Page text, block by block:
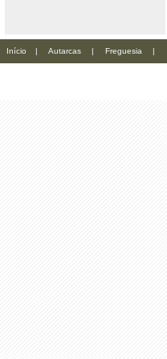
Início | Autarcas | Freguesia |